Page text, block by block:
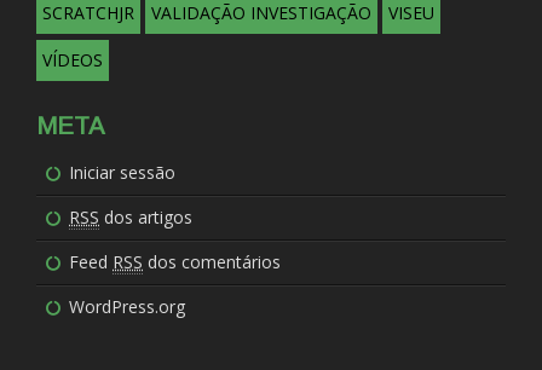
SCRATCHJR VALIDAÇÃO INVESTIGAÇÃO VISEU
VÍDEOS
META
Iniciar sessão
RSS dos artigos
Feed RSS dos comentários
WordPress.org